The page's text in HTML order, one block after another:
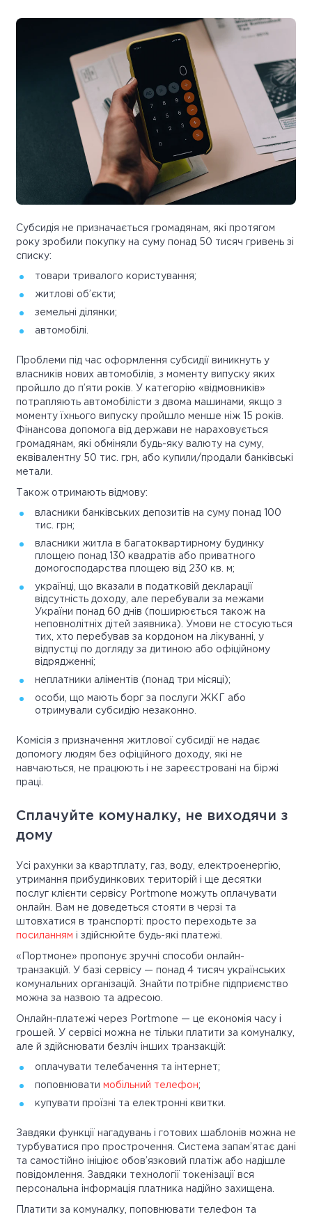
Субсидія не призначається громадянам, які протягом
року зробили покупку на суму понад 50 тисяч гривень зі
списку:
товари тривалого користування;
житлові об’єкти;
земельні ділянки;
автомобілі.
Проблеми під час оформлення субсидії виникнуть у
власників нових автомобілів, з моменту випуску яких
пройшло до п’яти років. У категорію «відмовників»
потрапляють автомобілісти з двома машинами, якщо з
моменту їхнього випуску пройшло менше ніж 15 років.
Фінансова допомога від держави не нараховується
громадянам, які обміняли будь-яку валюту на суму,
еквівалентну 50 тис. грн, або купили/продали банківські
метали.
Також отримають відмову:
власники банківських депозитів на суму понад 100
тис. грн;
власники житла в багатоквартирному будинку
площею понад 130 квадратів або приватного
домогосподарства площею від 230 кв. м;
українці, що вказали в податковій декларації
відсутність доходу, але перебували за межами
України понад 60 днів (поширюється також на
неповнолітніх дітей заявника). Умови не стосуються
тих, хто перебував за кордоном на лікуванні, у
відпустці по догляду за дитиною або офіційному
відрядженні;
неплатники аліментів (понад три місяці);
особи, що мають борг за послуги ЖКГ або
отримували субсидію незаконно.
Комісія з призначення житлової субсидії не надає
допомогу людям без офіційного доходу, які не
навчаються, не працюють і не зареєстровані на біржі
праці.
Сплачуйте комуналку, не виходячи з
дому
Усі рахунки за квартплату, газ, воду, електроенергію,
утримання прибудинкових територій і ще десятки
послуг клієнти сервісу Portmone можуть оплачувати
онлайн. Вам не доведеться стояти в черзі та
штовхатися в транспорті: просто переходьте за
посиланням
і здійснюйте будь-які платежі.
«Портмоне» пропонує зручні способи онлайн-
транзакцій. У базі сервісу — понад 4 тисяч українських
комунальних організацій. Знайти потрібне підприємство
можна за назвою та адресою.
Онлайн-платежі через Portmone — це економія часу і
грошей. У сервісі можна не тільки платити за комуналку,
але й здійснювати безліч інших транзакцій:
оплачувати телебачення та інтернет;
поповнювати мобільний телефон;
купувати проїзні та електронні квитки.
Завдяки функції нагадувань і готових шаблонів можна не
турбуватися про прострочення. Система запам’ятає дані
та самостійно ініціює обов’язковий платіж або надішле
повідомлення. Завдяки технології токенізації вся
персональна інформація платника надійно захищена.
Платити за комуналку, поповнювати телефон та